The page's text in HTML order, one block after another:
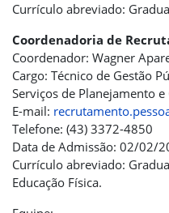
Currículo abreviado:
Coordenadoria de
Coordenador: Wagner
Cargo: Técnico de Gestão
Serviços de Planejamento e
E-mail:
Telefone: (43) 3372-4850
Data de Admissão: 02/02/
Currículo abreviado:
Educação Física.